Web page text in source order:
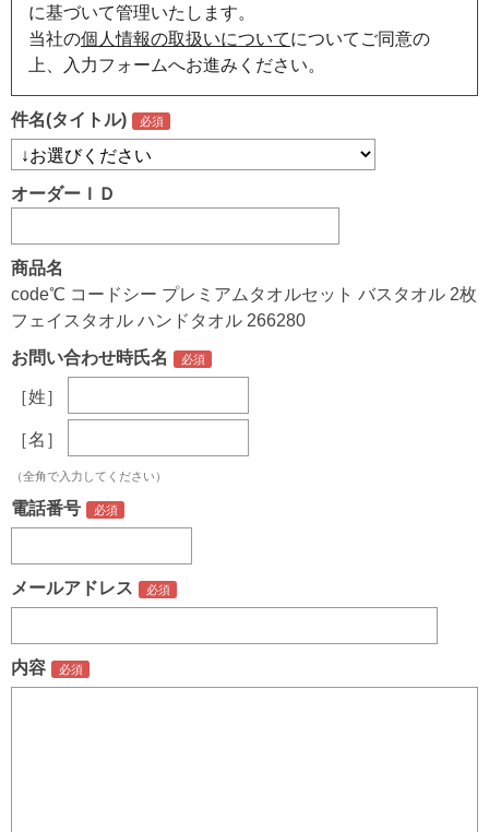
に基づいて管理いたします。
当社の個人情報の取扱いについてについてご同意の
上、入力フォームへお進みください。
件名(タイトル)
オーダーＩＤ
商品名
code℃ コードシー プレミアムタオルセット バスタオル 2枚
フェイスタオル ハンドタオル 266280
お問い合わせ時氏名
［姓］
［名］
（全角で入力してください）
電話番号
メールアドレス
内容